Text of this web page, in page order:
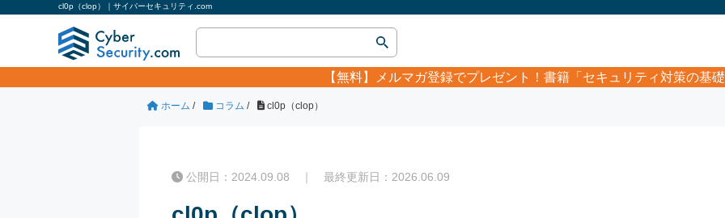
cl0p（clop）｜サイバーセキュリティ.com
【無料】 メルマガ登録でプレゼント！書籍「セキュリティ対策の基
ホーム / コラム / cl0p（clop）
公開日：2024.09.08 ｜ 最終更新日：2026.06.09